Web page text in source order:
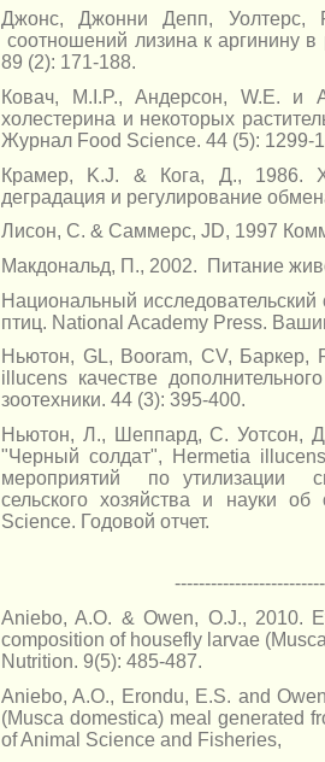
Джонс, Джонни Депп, Уолтерс,
соотношений лизина к аргинину
89 (2): 171-188.
Ковач, M.I.P., Андерсон, W.E. и
холестерина и некоторых
Журнал Food Science. 44 (5): 1299-
Крамер, K.J. & Кога, Д., 1986.
деградация и регулирование
Лисон, С. & Саммерс, JD, 1997
Макдональд, П., 2002. Питание
Национальный
птиц. National Academy Press.
Ньютон, GL, Booram, CV,
illucens качестве
зоотехники. 44 (3): 395-400.
Ньютон, Л., Шеппард, С. Уотсон,
"Черный солдат", Hermetia
мероприятий по утилизации
сельского хозяйства и науки
Science. Годовой отчет.
Aniebo, A.O. & Owen, O.J., 2010.
composition of housefly larvae
Nutrition. 9(5): 485-487.
Aniebo, A.O., Erondu, E.S. and
(Musca domestica) meal generated
of Animal Science and Fisheries,